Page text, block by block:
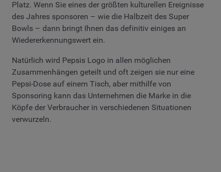
Platz. Wenn Sie eines der größten kulturellen Ereignisse
des Jahres sponsoren – wie die Halbzeit des Super
Bowls – dann bringt Ihnen das definitiv einiges an
Wiedererkennungswert ein.
Natürlich wird Pepsis Logo in allen möglichen
Zusammenhängen geteilt und oft zeigen sie nur eine
Pepsi-Dose auf einem Tisch, aber mithilfe von
Sponsoring kann das Unternehmen die Marke in die
Köpfe der Verbraucher in verschiedenen Situationen
verwurzeln.